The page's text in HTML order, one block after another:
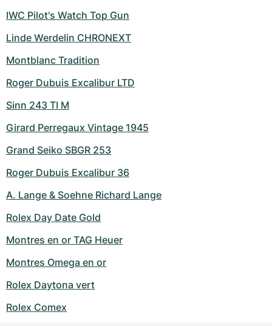
IWC Pilot's Watch Top Gun
Linde Werdelin CHRONEXT
Montblanc Tradition
Roger Dubuis Excalibur LTD
Sinn 243 TI M
Girard Perregaux Vintage 1945
Grand Seiko SBGR 253
Roger Dubuis Excalibur 36
A. Lange & Soehne Richard Lange
Rolex Day Date Gold
Montres en or TAG Heuer
Montres Omega en or
Rolex Daytona vert
Rolex Comex